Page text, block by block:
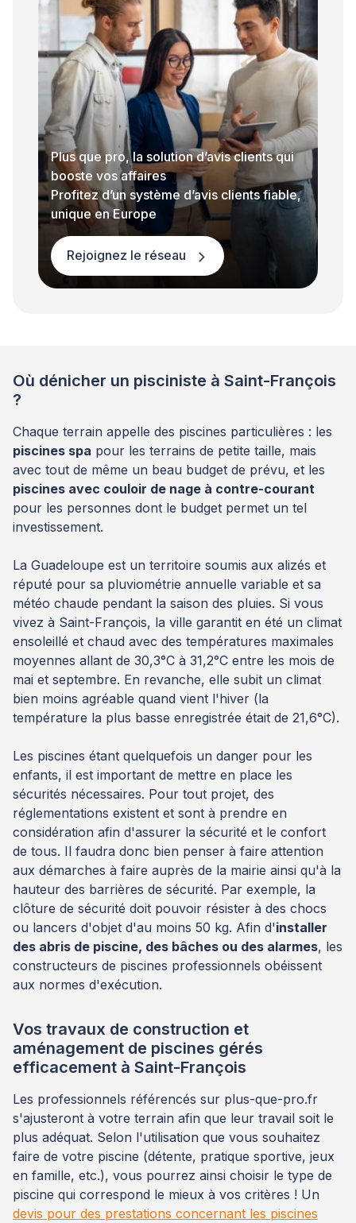
Plus que pro, la solution d’avis clients qui
booste vos affaires
Profitez d’un système d’avis clients fiable,
unique en Europe
Rejoignez le réseau
Où dénicher un pisciniste à Saint-François
?
Chaque terrain appelle des piscines particulières : les
piscines spa pour les terrains de petite taille, mais
avec tout de même un beau budget de prévu, et les
piscines avec couloir de nage à contre-courant
pour les personnes dont le budget permet un tel
investissement.
La Guadeloupe est un territoire soumis aux alizés et
réputé pour sa pluviométrie annuelle variable et sa
météo chaude pendant la saison des pluies. Si vous
vivez à Saint-François, la ville garantit en été un climat
ensoleillé et chaud avec des températures maximales
moyennes allant de 30,3°C à 31,2°C entre les mois de
mai et septembre. En revanche, elle subit un climat
bien moins agréable quand vient l'hiver (la
température la plus basse enregistrée était de 21,6°C).
Les piscines étant quelquefois un danger pour les
enfants, il est important de mettre en place les
sécurités nécessaires. Pour tout projet, des
réglementations existent et sont à prendre en
considération afin d'assurer la sécurité et le confort
de tous. Il faudra donc bien penser à faire attention
aux démarches à faire auprès de la mairie ainsi qu'à la
hauteur des barrières de sécurité. Par exemple, la
clôture de sécurité doit pouvoir résister à des chocs
ou lancers d'objet d'au moins 50 kg. Afin d'installer
des abris de piscine, des bâches ou des alarmes, les
constructeurs de piscines professionnels obéissent
aux normes d'exécution.
Vos travaux de construction et
aménagement de piscines gérés
efficacement à Saint-François
Les professionnels référencés sur plus-que-pro.fr
s'ajusteront à votre terrain afin que leur travail soit le
plus adéquat. Selon l'utilisation que vous souhaitez
faire de votre piscine (détente, pratique sportive, jeux
en famille, etc.), vous pourrez ainsi choisir le type de
piscine qui correspond le mieux à vos critères ! Un
devis pour des prestations concernant les piscines